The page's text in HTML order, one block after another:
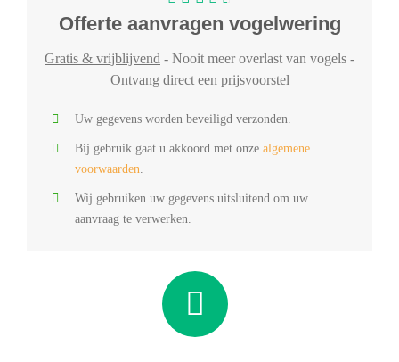
Offerte aanvragen vogelwering
Gratis & vrijblijvend - Nooit meer overlast van vogels -
Ontvang direct een prijsvoorstel
Uw gegevens worden beveiligd verzonden.
Bij gebruik gaat u akkoord met onze algemene
voorwaarden.
Wij gebruiken uw gegevens uitsluitend om uw
aanvraag te verwerken.